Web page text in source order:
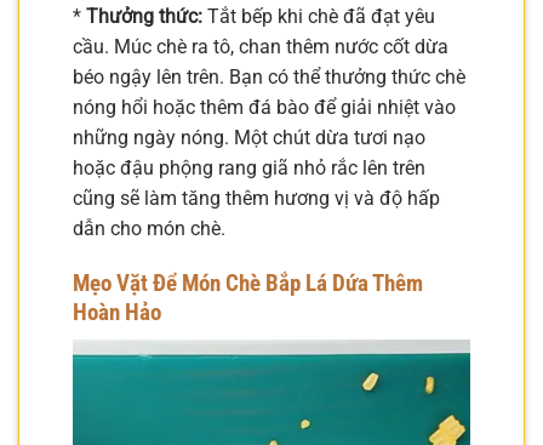
* Thưởng thức: Tắt bếp khi chè đã đạt yêu
cầu. Múc chè ra tô, chan thêm nước cốt dừa
béo ngậy lên trên. Bạn có thể thưởng thức chè
nóng hổi hoặc thêm đá bào để giải nhiệt vào
những ngày nóng. Một chút dừa tươi nạo
hoặc đậu phộng rang giã nhỏ rắc lên trên
cũng sẽ làm tăng thêm hương vị và độ hấp
dẫn cho món chè.
Mẹo Vặt Để Món Chè Bắp Lá Dứa Thêm
Hoàn Hảo